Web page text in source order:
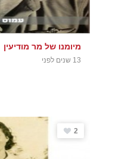
מיומנו של מר מודיעין
13 שנים לפני
2